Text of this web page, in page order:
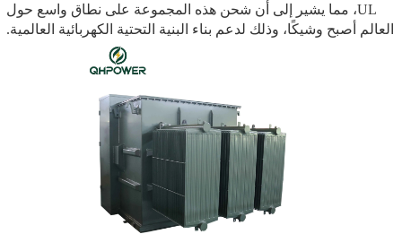
UL، مما يشير إلى أن شحن هذه المجموعة على نطاق واسع حول
العالم أصبح وشيكًا، وذلك لدعم بناء البنية التحتية الكهربائية العالمية.